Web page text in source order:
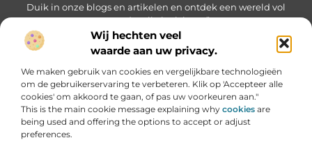
Wij hechten veel
waarde aan uw privacy.
We maken gebruik van cookies en vergelijkbare technologieën
om de gebruikerservaring te verbeteren. Klik op 'Accepteer alle
cookies' om akkoord te gaan, of pas uw voorkeuren aan."
This is the main cookie message explaining why cookies are
being used and offering the options to accept or adjust
preferences.
Duik in onze blogs en artikelen en ontdek een wereld vol
waardevolle inzichten.”
Bericht categorie
Onze informatie